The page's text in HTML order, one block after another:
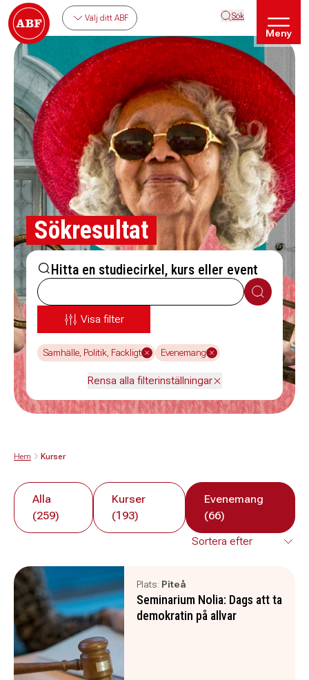
Välj ditt ABF Sök
Meny
Sökresultat
Hitta en studiecirkel, kurs eller event
Sök
Visa filter
Samhälle, Politik, Fackligt Evenemang
Rensa alla filterinställningar
Hem Kurser
Alla
(259)
Kurser
(193)
Evenemang
(66)
Plats: Piteå
Seminarium Nolia: Dags att ta
demokratin på allvar